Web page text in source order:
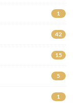
1
42
15
5
1